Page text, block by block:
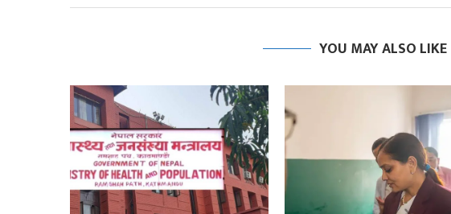
YOU MAY ALSO LIKE